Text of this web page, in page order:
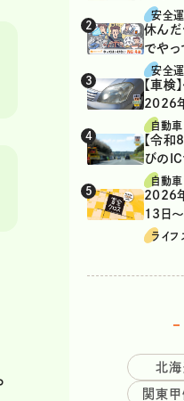
は、違
安全
休んだ
でや
安全
【車検
2026
自動車
【令和
びのIC
州道の
自動車
2026
13日
ライフ
北
関東